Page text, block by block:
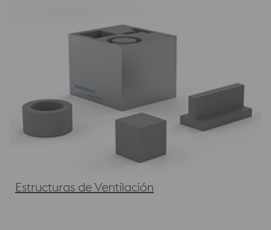
Estructuras de Ventilación